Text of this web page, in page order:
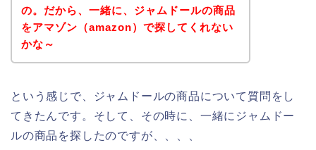
の。だから、一緒に、ジャムドールの商品
をアマゾン（amazon）で探してくれない
かな～
という感じで、ジャムドールの商品について質問をし
てきたんです。そして、その時に、一緒にジャムドー
ルの商品を探したのですが、、、、